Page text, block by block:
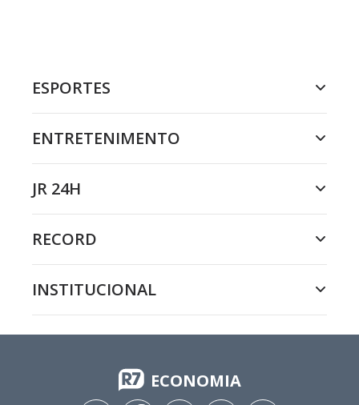
ESPORTES
ENTRETENIMENTO
JR 24H
RECORD
INSTITUCIONAL
ECONOMIA